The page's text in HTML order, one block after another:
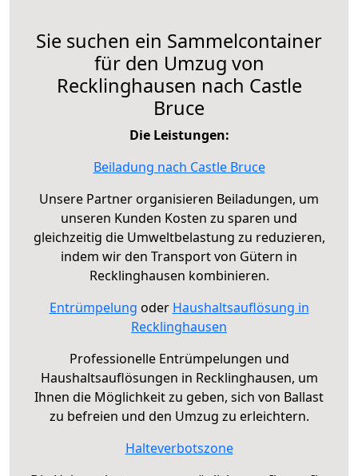
Sie suchen ein Sammelcontainer
für den Umzug von
Recklinghausen nach Castle
Bruce
Die Leistungen:
Beiladung nach Castle Bruce
Unsere Partner organisieren Beiladungen, um
unseren Kunden Kosten zu sparen und
gleichzeitig die Umweltbelastung zu reduzieren,
indem wir den Transport von Gütern in
Recklinghausen kombinieren.
Entrümpelung oder Haushaltsauflösung in
Recklinghausen
Professionelle Entrümpelungen und
Haushaltsauflösungen in Recklinghausen, um
Ihnen die Möglichkeit zu geben, sich von Ballast
zu befreien und den Umzug zu erleichtern.
Halteverbotszone